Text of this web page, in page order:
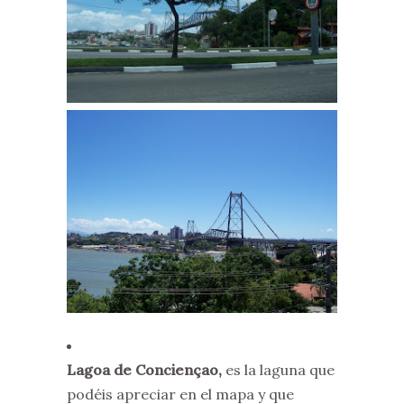
Lagoa de Conciençao, es la laguna que
podéis apreciar en el mapa y que